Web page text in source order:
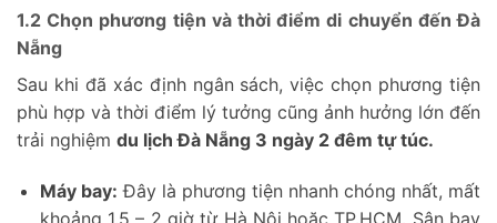
1.2 Chọn phương tiện và thời điểm di chuyển đến Đà
Nẵng
Sau khi đã xác định ngân sách, việc chọn phương tiện
phù hợp và thời điểm lý tưởng cũng ảnh hưởng lớn đến
trải nghiệm du lịch Đà Nẵng 3 ngày 2 đêm tự túc.
Máy bay: Đây là phương tiện nhanh chóng nhất, mất
khoảng 1,5 – 2 giờ từ Hà Nội hoặc TP.HCM. Sân bay